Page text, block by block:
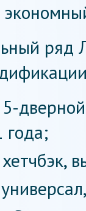
ряд
дверной
года;